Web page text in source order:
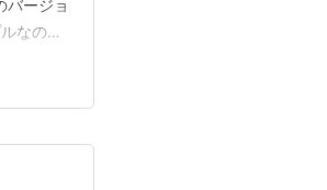
バージョ
なのに
定番